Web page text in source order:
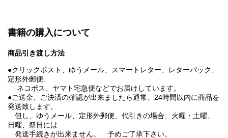
書籍の購入について
商品引き渡し方法
●クリックポスト、ゆうメール、スマートレター、レターパック、
定形外郵便、
ネコポス、ヤマト宅急便などでお届けしています。
●ご送金、ご決済の確認が出来ましたら通常、24時間以内に商品を
発送致します。
但し、ゆうメール、定形外郵便、代引きの場合、火曜・土曜、
日曜、祭日には
発送手続きが出来ません。 予めご了承下さい。